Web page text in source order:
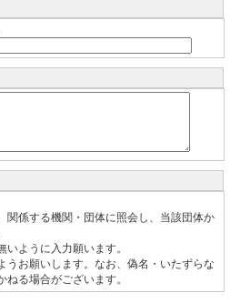
係する機関・団体に照会し、当該団体か
ように入力願います。
お願いします。なお、偽名・いたずらな
ねる場合がございます。